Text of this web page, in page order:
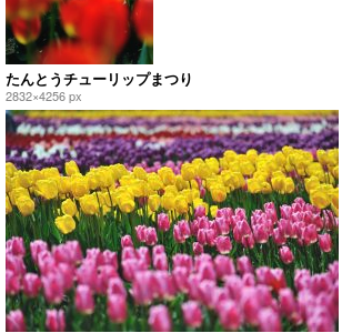
たんとうチューリップまつり
2832×4256 px